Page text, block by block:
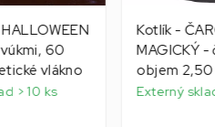
60
vlákno
> 10 ks
Kotlík -
MAGICKÝ -
objem
Externý